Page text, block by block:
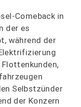
Comeback in
der es
während der
Selbstzünder
der Konzern